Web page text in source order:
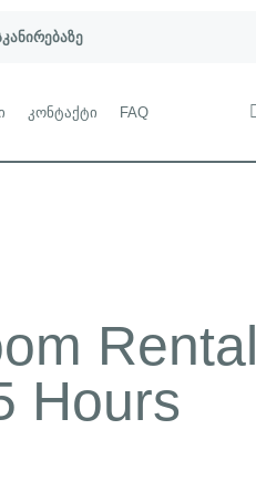
კონტაქტი FAQ
Rental
Hours